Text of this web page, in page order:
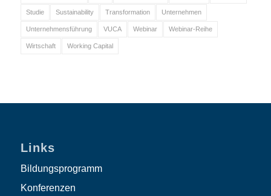
Studie Sustainability Transformation Unternehmen
Unternehmensführung VUCA Webinar Webinar-Reihe
Wirtschaft Working Capital
Links
Bildungsprogramm
Konferenzen